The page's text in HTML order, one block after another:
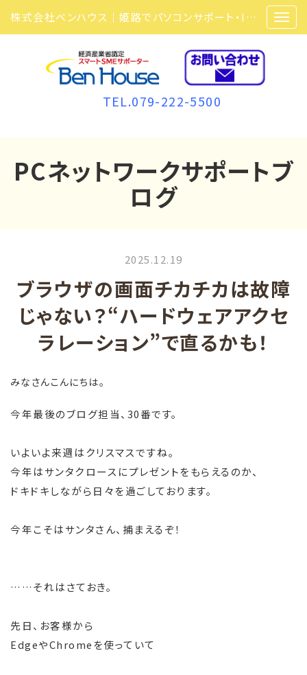
株式会社ベンハウス｜姫路でパソコンサポート・ITサポート・ITセキュリティ・複合機・ビジネスフォンなら弊社にお任せ
TEL.079-222-5500
PCネットワークサポートブ
ログ
2025.12.19
ブラウザの画面チカチカは故障
じゃない？“ハードウェアアクセ
ラレーション”で直るかも！
みなさんこんにちは。
今年最後のブログ担当、30番です。
いよいよ来週はクリスマスですね。
今年はサンタクロースにプレゼントをもらえるのか、
ドキドキしながら日々を過ごしております。
今年こそはサンタさん、捕まえるぞ！
……それはさておき。
先日、お客様から
EdgeやChromeを使っていて